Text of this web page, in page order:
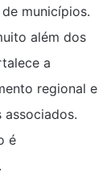
municípios.
além dos
a
regional e
é